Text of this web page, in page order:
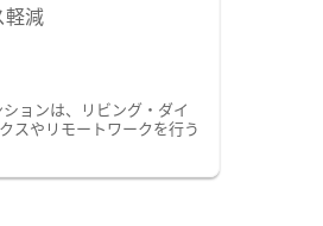
軽減
ョンは、リビング・ダイ
スやリモートワークを行う